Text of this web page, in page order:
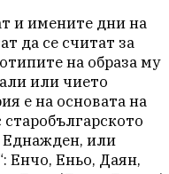
и имените дни на
да се считат за
на образа му
или чието
е на основата на
Еднажден, или
Енчо, Еньо, Даян,